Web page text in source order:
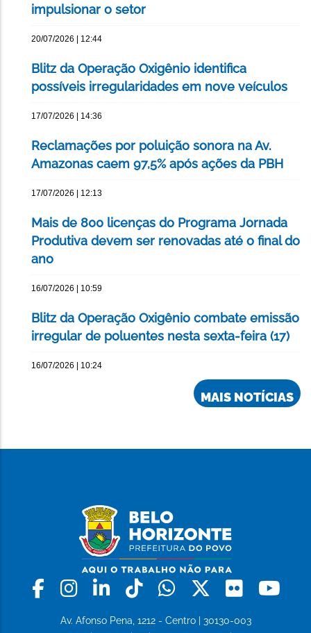
impulsionar o setor
20/07/2026 | 12:44
Blitz da Operação Oxigênio identifica
possíveis irregularidades em nove veículos
17/07/2026 | 14:36
Reclamações por poluição sonora na Av.
Amazonas caem 97,5% após ações da PBH
17/07/2026 | 12:13
Mais de 800 licenças do Programa Jornada
Produtiva devem ser renovadas até o final do
ano
16/07/2026 | 10:59
Blitz da Operação Oxigênio combate emissão
irregular de poluentes nesta sexta-feira (17)
16/07/2026 | 10:24
MAIS NOTÍCIAS
Facebook
Instagram
LinkedinTiktokWhatsapp
X Flickr
Av. Afonso Pena, 1212 - Centro | 30130-003